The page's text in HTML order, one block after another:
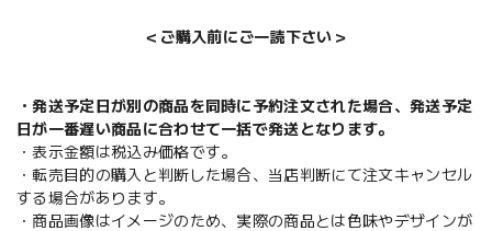
＜ご購入前にご一読下さい＞
・発送予定日が別の商品を同時に予約注文された場合、発送予定
日が一番遅い商品に合わせて一括で発送となります。
・表示金額は税込み価格です。
・転売目的の購入と判断した場合、当店判断にて注文キャンセル
する場合があります。
・商品画像はイメージのため、実際の商品とは色味やデザインが